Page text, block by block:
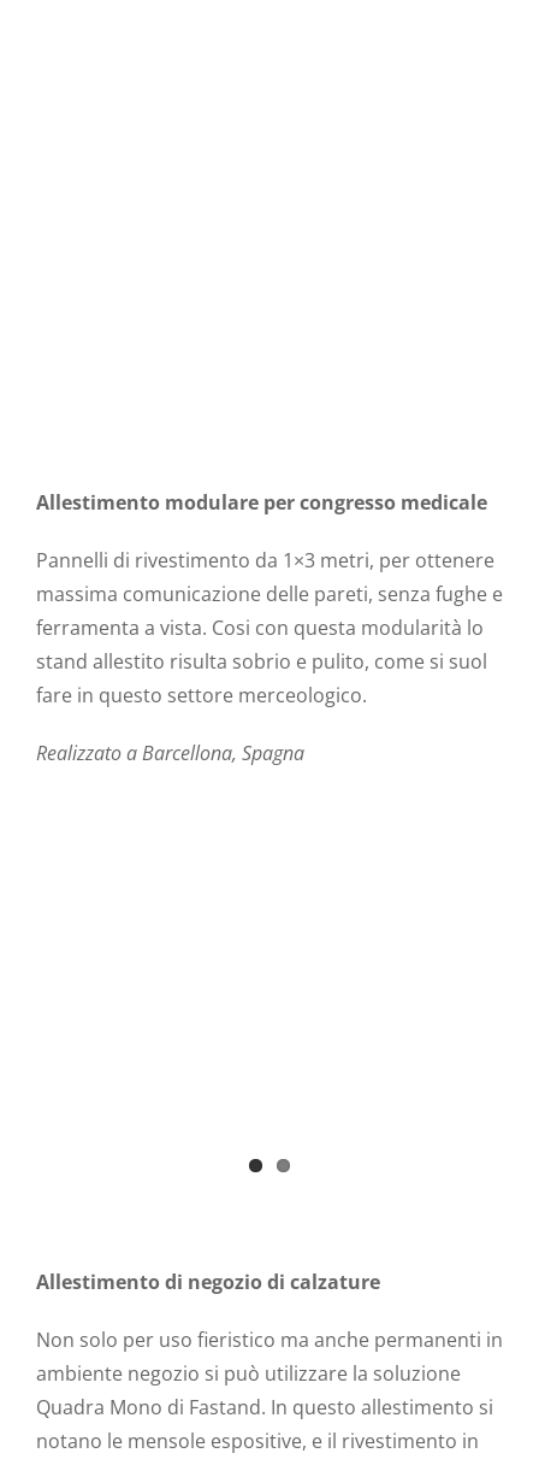
Allestimento modulare per congresso medicale
Pannelli di rivestimento da 1×3 metri, per ottenere
massima comunicazione delle pareti, senza fughe e
ferramenta a vista. Cosi con questa modularità lo
stand allestito risulta sobrio e pulito, come si suol
fare in questo settore merceologico.
Realizzato a Barcellona, Spagna
Allestimento di negozio di calzature
Non solo per uso fieristico ma anche permanenti in
ambiente negozio si può utilizzare la soluzione
Quadra Mono di Fastand. In questo allestimento si
notano le mensole espositive, e il rivestimento in